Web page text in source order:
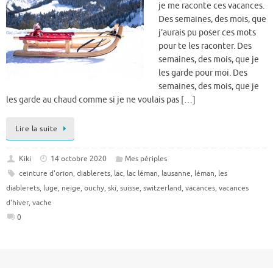
je me raconte ces vacances.
Des semaines, des mois, que
j’aurais pu poser ces mots
pour te les raconter. Des
semaines, des mois, que je
les garde pour moi. Des
semaines, des mois, que je
les garde au chaud comme si je ne voulais pas […]
Lire la suite
Kiki 14 octobre 2020
Mes périples
ceinture d'orion, diablerets, lac, lac léman, lausanne, léman, les
diablerets, luge, neige, ouchy, ski, suisse, switzerland, vacances, vacances
d'hiver, vache
0